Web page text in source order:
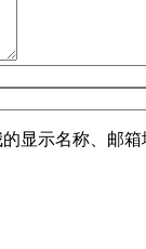
显示名称、邮